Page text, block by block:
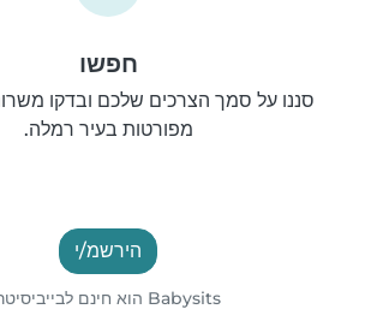
חפשו
סננו על סמך הצרכים שלכם ובדקו
מפורטות בעיר רמלה.
הירשמ/י
Babysits הוא חינם לבייביסיטריות!